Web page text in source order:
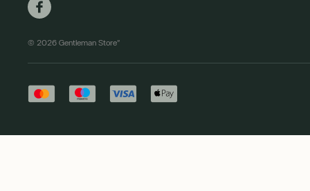
© 2026 Gentleman Store"